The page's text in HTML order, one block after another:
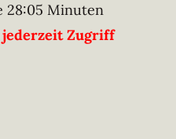
28:05 Minuten
jederzeit Zugriff